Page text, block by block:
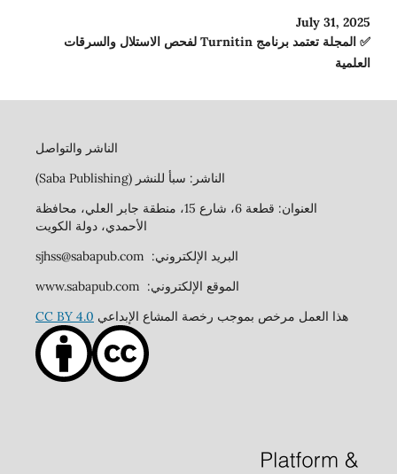
July 31, 2025
✅ المجلة تعتمد برنامج Turnitin لفحص الاستلال والسرقات
العلمية
الناشر والتواصل
الناشر: سبأ للنشر (Saba Publishing)
العنوان: قطعة 6، شارع 15، منطقة جابر العلي، محافظة
الأحمدي، دولة الكويت
البريد الإلكتروني: sjhss@sabapub.com
الموقع الإلكتروني: www.sabapub.com
هذا العمل مرخص بموجب رخصة المشاع الإبداعي CC BY 4.0